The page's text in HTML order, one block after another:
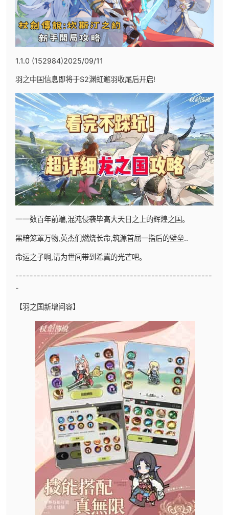
1.1.0 (152984)2025/09/11
羽之中国信息即将于S2渊虹邂羽收尾后开启!
一一数百年前端,混沌侵袭毕高大天日之上的辉煌之国。
黑暗笼罩万物,英杰们燃烧长命,筑源首屈一指后的壁垒..
命运之子啊,请为世间带到希冀的光芒吧。
-------------------------------------------------------
-
【羽之国新增间容】